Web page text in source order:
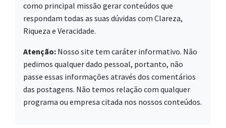
como principal missão gerar conteúdos que
respondam todas as suas dúvidas com Clareza,
Riqueza e Veracidade.
Atenção: Nosso site tem caráter informativo. Não
pedimos qualquer dado pessoal, portanto, não
passe essas informações através dos comentários
das postagens. Não temos relação com qualquer
programa ou empresa citada nos nossos conteúdos.